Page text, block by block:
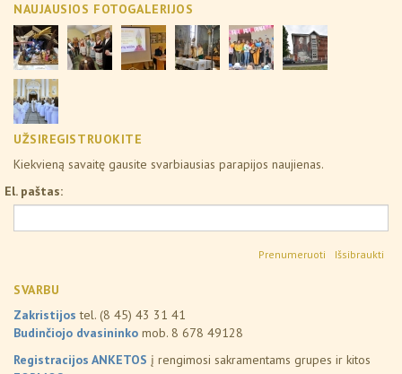
NAUJAUSIOS FOTOGALERIJOS
UŽSIREGISTRUOKITE
Kiekvieną savaitę gausite svarbiausias parapijos naujienas.
El. paštas:
Išsibraukti
SVARBU
Zakristijos tel. (8 45) 43 31 41
Budinčiojo dvasininko mob. 8 678 49128
Registracijos ANKETOS į rengimosi sakramentams grupes ir kitos